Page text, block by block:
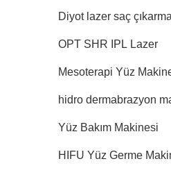
Diyot lazer saç
OPT SHR IPL Lazer
Mesoterapi Yüz
hidro dermabrazyon
Yüz Bakım Makinesi
HIFU Yüz Germe